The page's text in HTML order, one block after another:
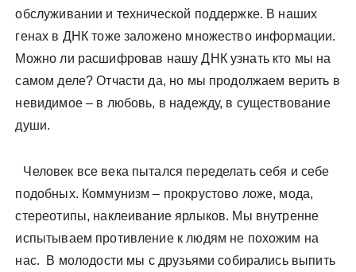
обслуживании и технической поддержке. В наших
генах в ДНК тоже заложено множество информации.
Можно ли расшифровав нашу ДНК узнать кто мы на
самом деле? Отчасти да, но мы продолжаем верить в
невидимое – в любовь, в надежду, в существование
души.
Человек все века пытался переделать себя и себе
подобных. Коммунизм – прокрустово ложе, мода,
стереотипы, наклеивание ярлыков. Мы внутренне
испытываем противление к людям не похожим на
нас. В молодости мы с друзьями собирались выпить